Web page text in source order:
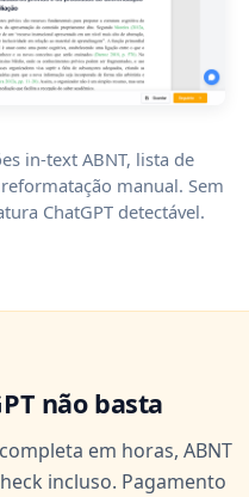
in-text ABNT, lista de
manual. Sem
ChatGPT detectável.
não basta
em horas, ABNT
incluso. Pagamento